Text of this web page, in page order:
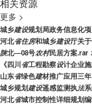
相关资源
更多 >
城乡建设规划局政务信息化
河北省住房和城乡建设厅关
陕北—08号农村民居方案.rar
《四川省工程勘察设计企业
山东省绿色建材推广应用三年
城乡规划建设遥感监测执法
河北省城市控制性详细规划